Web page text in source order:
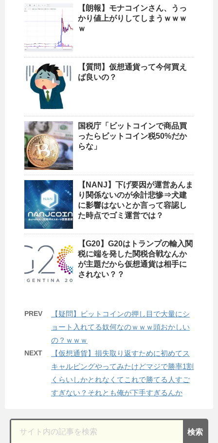
【朗報】モナコインさん、うっ
かり値上がりしてしまうｗｗｗ
ｗ
【質問】仮想通貨って今何買え
ば良いの？
国税庁「ビットコインで商品買
ったらビットコイン税50%だか
らな」
【NANJ】下げ要因が運営あんま
り関係ないのが余計悲惨⇒犬建
に影響はないとか言って容認し
た時点でゴミ運営では？
【G20】G20はトランプの輸入関
税に端を発した関税合戦なんか
が主題だから仮想通貨は相手に
されない？？
PREV
【疑問】ビットコインの押し目で大量にシ
ョート入れてる奴何なのｗｗｗ頭おかしい
の？ｗｗｗ
NEXT
【仮想通貨】損失取り返すために初めてス
キャルピングやってみたけどマジで勝率1割
くらいしかとれなくてこれで勝てる人すご
すぎない？それとも俺が下手すぎるんか